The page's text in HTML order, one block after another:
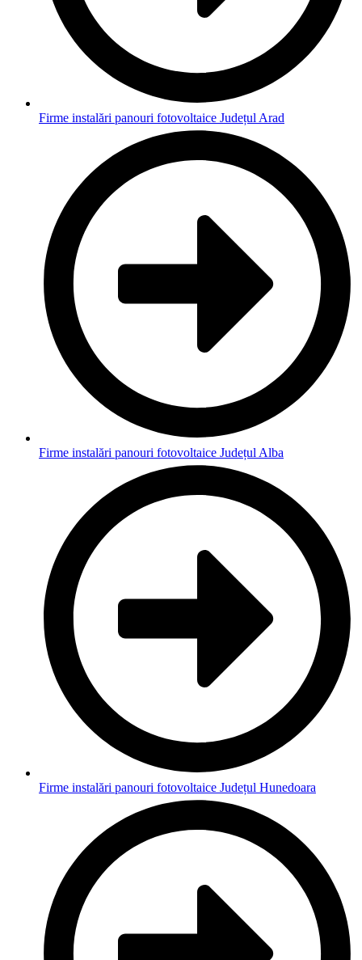
Firme instalări panouri fotovoltaice Județul Arad
Firme instalări panouri fotovoltaice Județul Alba
Firme instalări panouri fotovoltaice Județul Hunedoara